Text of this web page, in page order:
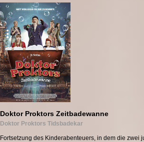
Doktor Proktors Zeitbadewanne
Doktor Proktors Tidsbadekar
Fortsetzung des Kinderabenteuers, in dem die